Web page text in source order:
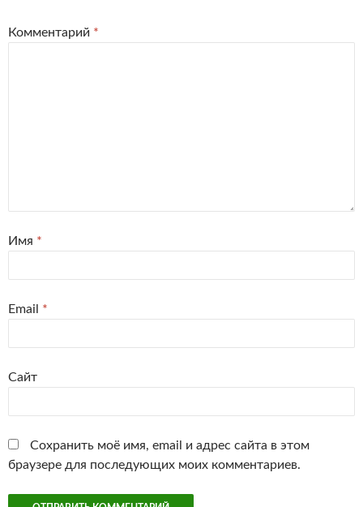
Комментарий *
Имя *
Email *
Сайт
Сохранить моё имя, email и адрес сайта в этом
браузере для последующих моих комментариев.